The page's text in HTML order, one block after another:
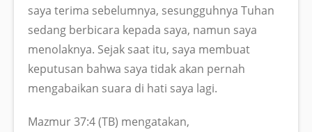
saya terima sebelumnya, sesungguhnya Tuhan
sedang berbicara kepada saya, namun saya
menolaknya. Sejak saat itu, saya membuat
keputusan bahwa saya tidak akan pernah
mengabaikan suara di hati saya lagi.
Mazmur 37:4 (TB) mengatakan,